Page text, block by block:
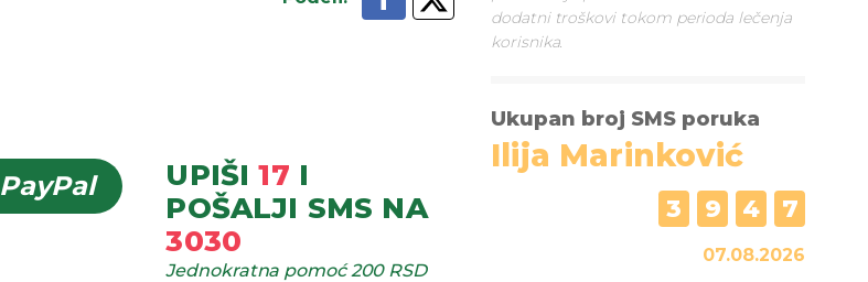
PayPal UPIŠI 17 I
POŠALJI SMS NA
3030
Jednokratna pomoć200 RSD
dodatni troškovi tokom perioda lečenja
korisnika.
Ukupan broj SMS poruka
Ilija Marinković
3 9 4 7
07.08.2026